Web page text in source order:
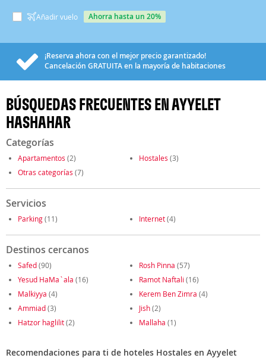
Añadir vuelo ahorra hasta un 20%
¡Reserva ahora con el mejor precio garantizado!
Cancelación GRATUITAen la mayoría de habitaciones
BÚSQUEDAS FRECUENTES EN AYYELET
HASHAHAR
Categorías
Apartamentos (2) Hostales (3)
Otras categorías (7)
Servicios
Parking(11) Internet(4)
Destinos cercanos
Safed(90) Rosh Pinna (57)
Yesud HaMa`ala (16) Ramot Naftali (16)
Malkiyya (4) Kerem Ben Zimra (4)
Ammiad(3) Jish(2)
Hatzor haglilit(2) Mallaha (1)
Recomendaciones para ti de hoteles Hostales en Ayyelet